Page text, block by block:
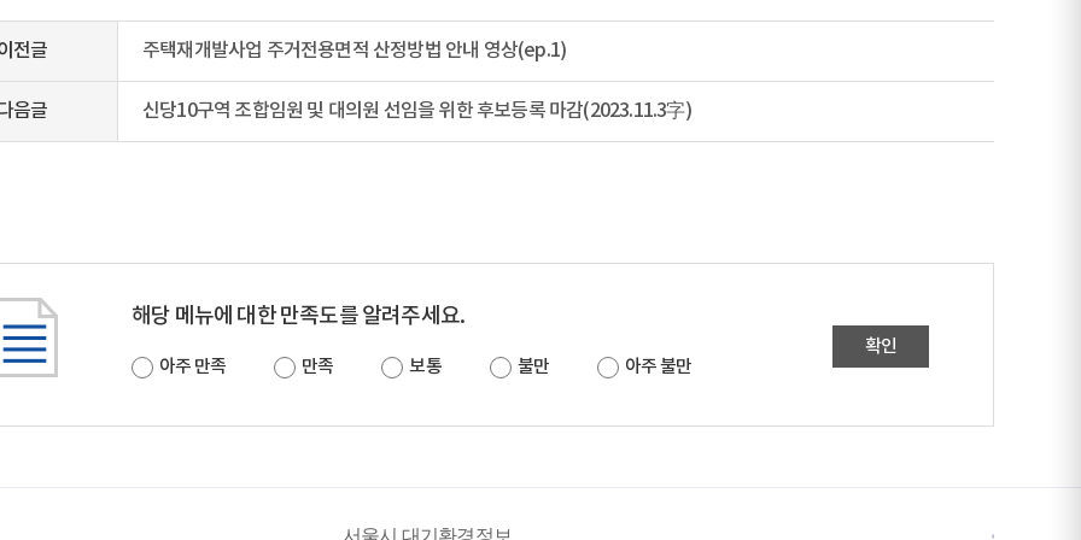
전글 주택재개발사업 주거전용면적 산정방법 안내 영상(ep.1)
음글 신당10구역 조합임원 및 대의원 선임을 위한 후보등록 마감(2023.11.3字)
해당 메뉴에 대한 만족도를 알려주세요.
아주 만족 만족 보통 불만 아주 불만
확인
서울시 대기환경정보